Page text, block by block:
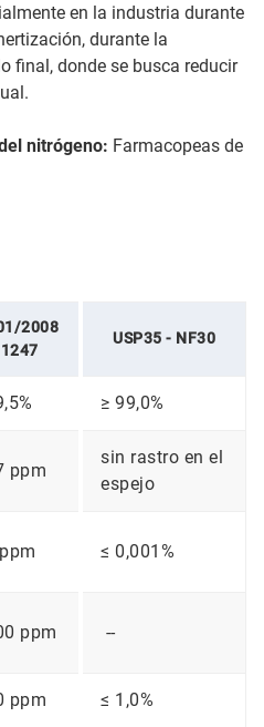
en la industria durante
durante la
final, donde se busca reducir
nitrógeno: Farmacopeas de
2008
USP35 - NF30
≥ 99,0%
ppm
sin rastro en el
espejo
≤ 0,001%
ppm --
ppm ≤ 1,0%